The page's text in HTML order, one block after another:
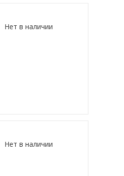
Нет в наличии
Нет в наличии